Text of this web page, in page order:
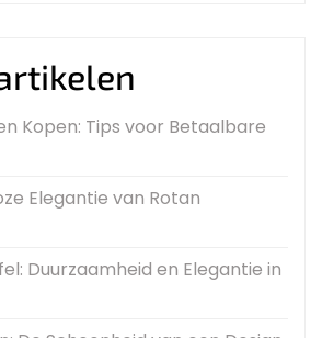
Kopen: Tips voor Betaalbare
Elegantie van Rotan
Duurzaamheid en Elegantie in